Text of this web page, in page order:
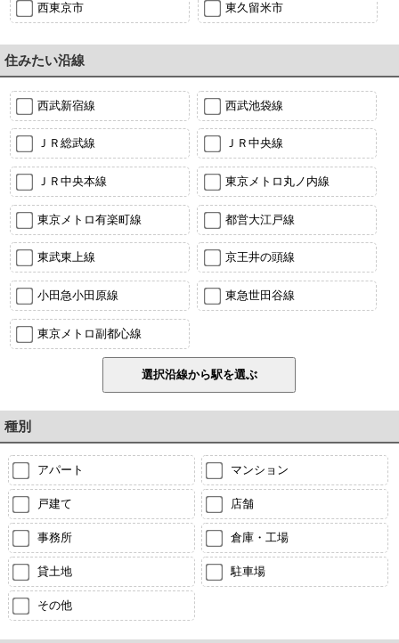
西東京市 東久留米市
住みたい沿線
西武新宿線 西武池袋線
ＪＲ総武線 ＪＲ中央線
ＪＲ中央本線 東京メトロ丸ノ内線
東京メトロ有楽町線 都営大江戸線
東武東上線 京王井の頭線
小田急小田原線 東急世田谷線
東京メトロ副都心線
種別
アパート マンション
戸建て 店舗
事務所 倉庫・工場
貸土地 駐車場
その他